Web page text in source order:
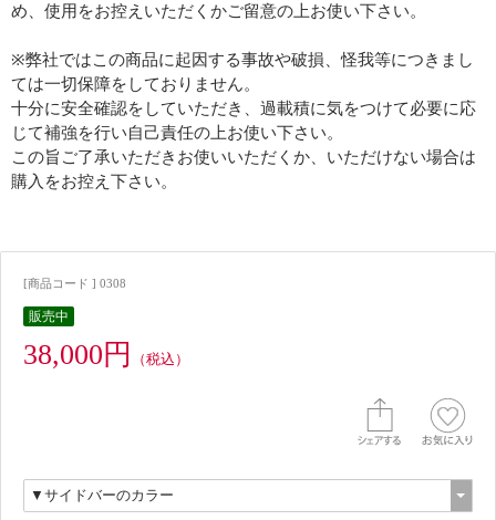
め、使用をお控えいただくかご留意の上お使い下さい。
※弊社ではこの商品に起因する事故や破損、怪我等につきまし
ては一切保障をしておりません。
十分に安全確認をしていただき、過載積に気をつけて必要に応
じて補強を行い自己責任の上お使い下さい。
この旨ご了承いただきお使いいただくか、いただけない場合は
購入をお控え下さい。
[商品コード ] 0308
販売中
38,000円 （税込）